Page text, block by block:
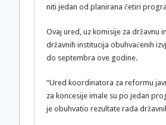
niti jedan od planirana četiri
Ovaj ured, uz komisije za državnu
državnih institucija obuhvaćenih
do septembra ove godine.
“Ured koordinatora za reformu
za koncesije imale su po jedan
je obuhvatio rezultate rada